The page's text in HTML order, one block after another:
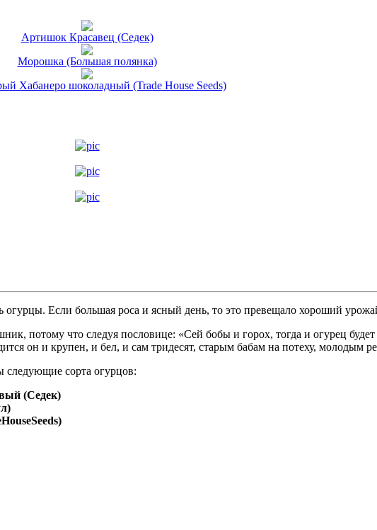
Артишок Красавец (Седек)
Морошка (Большая полянка)
Хабанеро шоколадный (Trade House Seeds)
огурцы. Если большая роса и ясный день, то это превещало хороший
потому что следуя пословице: «Сей бобы и горох, тогда и огурец
он и крупен, и бел, и сам тридесят, старым бабам на потеху, молодым
сорта огурцов:
(Седек)